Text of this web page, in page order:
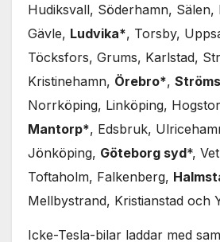
Hudiksvall, Söderhamn, Sälen,
Gävle, Ludvika*, Torsby,
Töcksfors, Grums, Karlstad,
Kristinehamn, Örebro*,
Norrköping, Linköping,
Mantorp*, Edsbruk,
Jönköping, Göteborg syd*,
Toftaholm, Falkenberg,
Mellbystrand, Kristianstad och
Icke-Tesla-bilar laddar med
att